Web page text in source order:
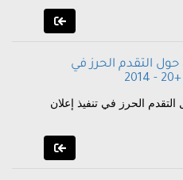
حول التقدم الحرز في
الحرز في تنفيذ إعلان